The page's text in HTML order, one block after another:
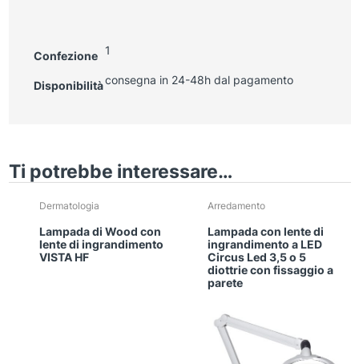
Confezione 1
Disponibilitàconsegna in 24-48h dal pagamento
Ti potrebbe interessare…
Dermatologia
Lampada di Wood con
lente di ingrandimento
VISTA HF
Arredamento
Lampada con lente di
ingrandimento a LED
Circus Led 3,5 o 5
diottrie con fissaggio a
parete